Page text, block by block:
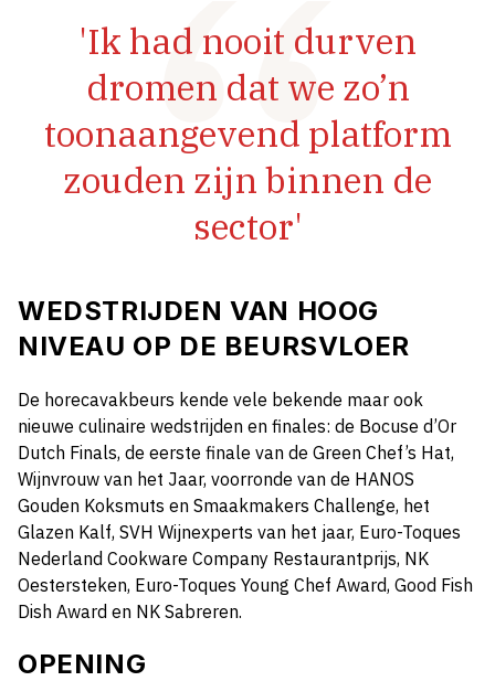
'Ik had nooit durven
dromen dat we zo’n
toonaangevend platform
zouden zijn binnen de
sector'
WEDSTRIJDEN VAN HOOG
NIVEAU OP DE BEURSVLOER
De horecavakbeurs kende vele bekende maar ook
nieuwe culinaire wedstrijden en finales: de Bocuse d’Or
Dutch Finals, de eerste finale van de Green Chef’s Hat,
Wijnvrouw van het Jaar, voorronde van de HANOS
Gouden Koksmuts en Smaakmakers Challenge, het
Glazen Kalf, SVH Wijnexperts van het jaar, Euro-Toques
Nederland Cookware Company Restaurantprijs, NK
Oestersteken, Euro-Toques Young Chef Award, Good Fish
Dish Award en NK Sabreren.
OPENING